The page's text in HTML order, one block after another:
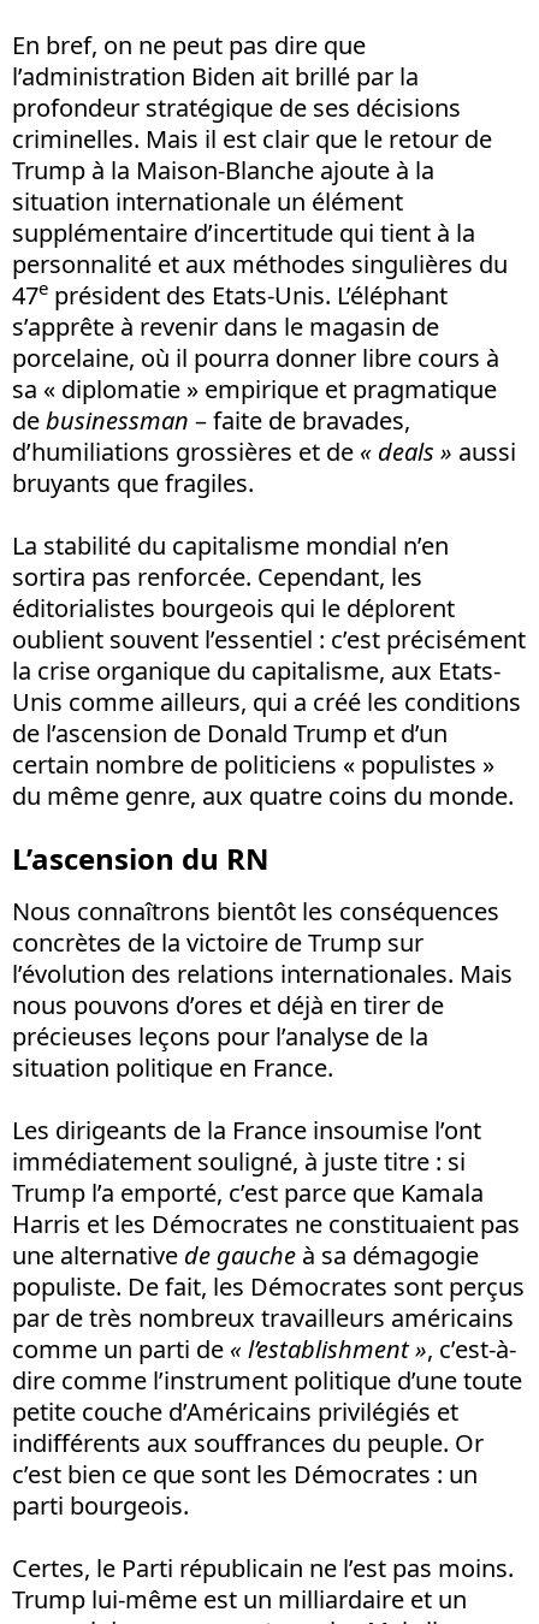
En bref, on ne peut pas dire que
l’administration Biden ait brillé par la
profondeur stratégique de ses décisions
criminelles. Mais il est clair que le retour de
Trump à la Maison-Blanche ajoute à la
situation internationale un élément
supplémentaire d’incertitude qui tient à la
personnalité et aux méthodes singulières du
47e président des Etats-Unis. L’éléphant
s’apprête à revenir dans le magasin de
porcelaine, où il pourra donner libre cours à
sa « diplomatie » empirique et pragmatique
debusinessman – faite de bravades,
d’humiliations grossières et de « deals » aussi
bruyants que fragiles.
La stabilité du capitalisme mondial n’en
sortira pas renforcée. Cependant, les
éditorialistes bourgeois qui le déplorent
oublient souvent l’essentiel : c’est précisément
la crise organique du capitalisme, aux Etats-
Unis comme ailleurs, qui a créé les conditions
de l’ascension de Donald Trump et d’un
certain nombre de politiciens « populistes »
du même genre, aux quatre coins du monde.
L’ascension du RN
Nous connaîtrons bientôt les conséquences
concrètes de la victoire de Trump sur
l’évolution des relations internationales. Mais
nous pouvons d’ores et déjà en tirer de
précieuses leçons pour l’analyse de la
situation politique en France.
Les dirigeants de la France insoumise l’ont
immédiatement souligné, à juste titre : si
Trump l’a emporté, c’est parce que Kamala
Harris et les Démocrates ne constituaient pas
une alternative de gauche à sa démagogie
populiste. De fait, les Démocrates sont perçus
par de très nombreux travailleurs américains
comme un parti de « l’establishment », c’est-à-
dire comme l’instrument politique d’une toute
petite couche d’Américains privilégiés et
indifférents aux souffrances du peuple. Or
c’est bien ce que sont les Démocrates : un
parti bourgeois.
Certes, le Parti républicain ne l’est pas moins.
Trump lui-même est un milliardaire et un